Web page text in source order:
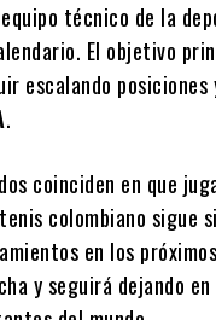
técnico de la
El objetivo
escalando posiciones
.
coinciden en que
colombiano sigue
en los
y seguirá dejando